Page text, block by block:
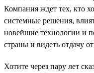
Компания ждет тех, кто
системные решения,
новейшие технологии и
страны и видеть отдачу
Хотите через пару лет